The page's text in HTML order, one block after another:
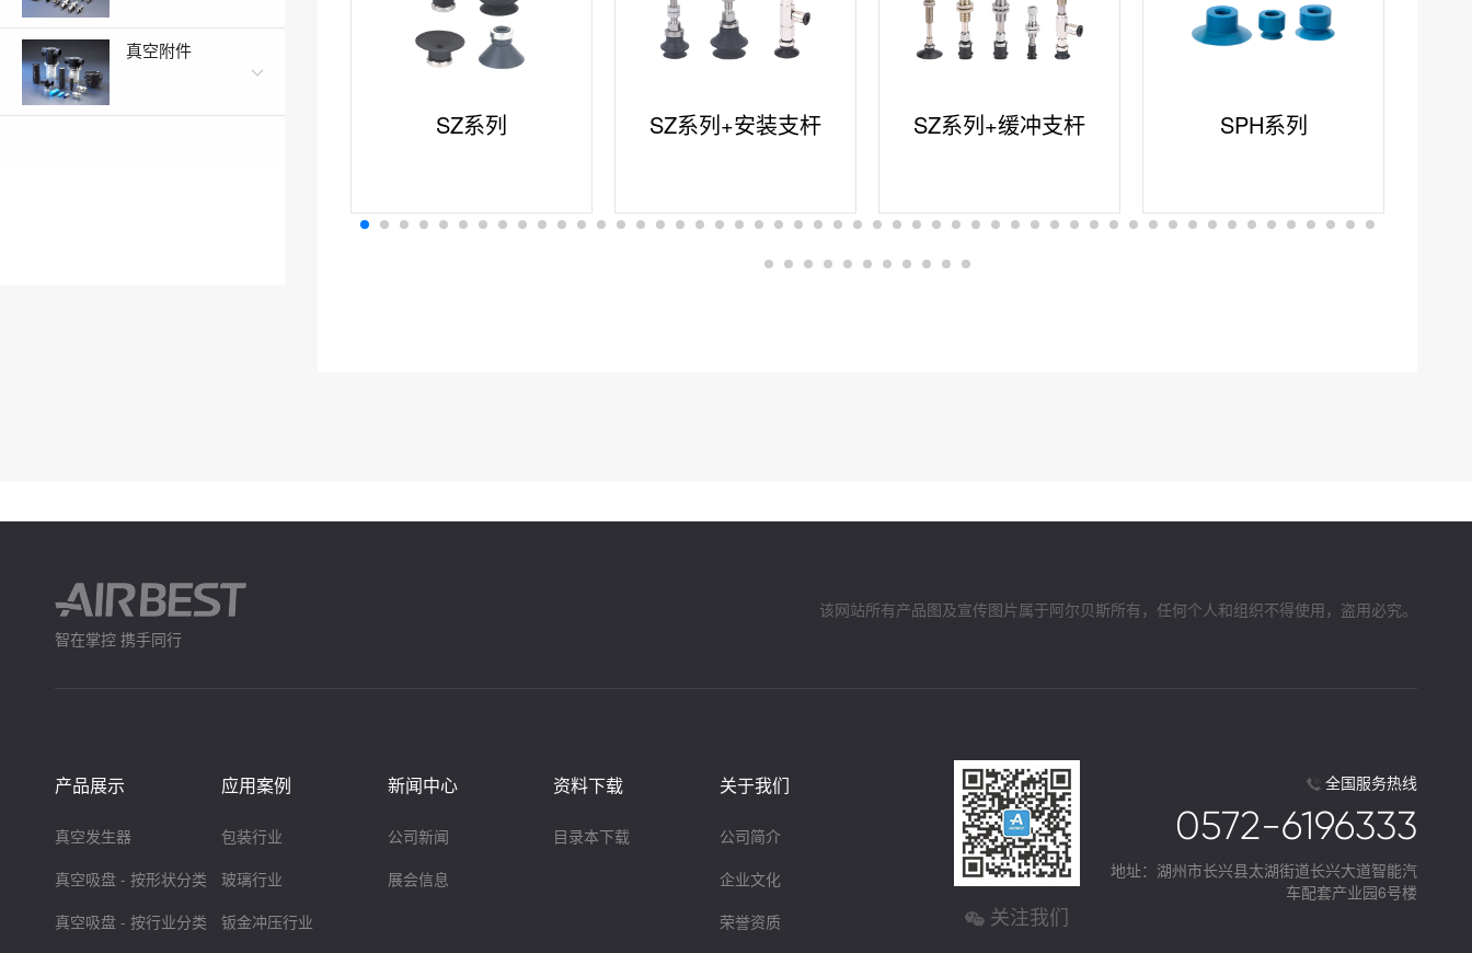
真空附件
SZ系列 SZ系列+安装支杆 SZ系列+缓冲支杆 SPH系列
智在掌控 携手同行
该网站所有产品图及宣传图片属于阿尔贝斯所有，任何个人和组织不得使用，盗用必究。
产品展示
真空发生器
真空吸盘 - 按形状分类
真空吸盘 - 按行业分类
应用案例
包装行业
玻璃行业
钣金冲压行业
新闻中心
公司新闻
展会信息
资料下载
目录本下载
关于我们
公司简介
企业文化
荣誉资质
关注我们
全国服务热线
0572-6196333
地址：湖州市长兴县太湖街道长兴大道智能汽
车配套产业园6号楼